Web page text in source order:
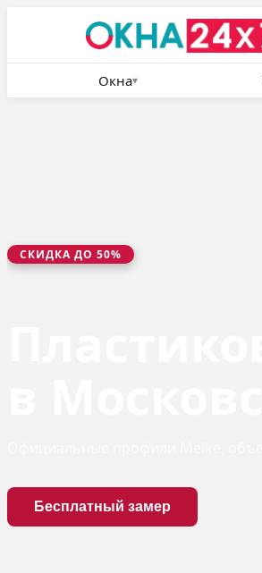
Окна▾
СКИДКА ДО 50%
Бесплатный замер